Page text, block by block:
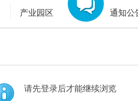
产业园区
通知公
请先登录后才能继续浏览